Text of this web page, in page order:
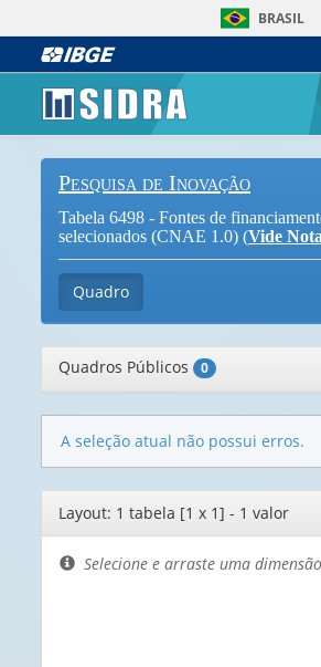
BRASIL
Pesquisa de Inovação
Tabela 6498 - Fontes de
selecionados (CNAE 1.0) (Vide
Quadro
Quadros Públicos 0
A seleção atual não possui erros.
Editor
de
layout
Layout: 1 tabela [1 x 1] - 1 valor
Selecione e arraste uma